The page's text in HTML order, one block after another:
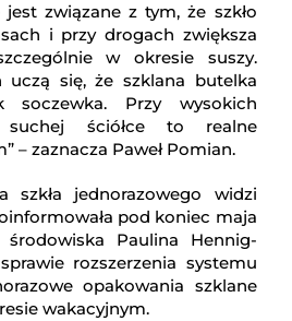
związane z tym, że szkło
i przy drogach zwiększa
w okresie suszy.
uczą się, że szklana butelka
soczewka. Przy wysokich
ściółce to realne
– zaznacza Paweł Pomian.
szkła jednorazowego widzi
pod koniec maja
Paulina Hennig-
rozszerzenia systemu
opakowania szklane
wakacyjnym.